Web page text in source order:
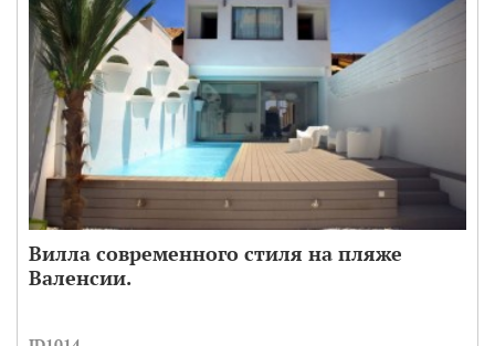
Вилла современного стиля на пляже
Валенсии.